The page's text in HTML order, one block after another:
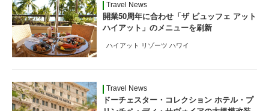
Travel News
開業50周年に合わせ「ザ ビュッフェ アット
ハイアット」のメニューを刷新
ハイアット リゾーツ ハワイ
Travel News
ドーチェスター・コレクション ホテル・プ